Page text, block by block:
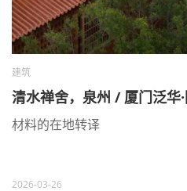
建筑
清水禅舍，泉州 / 厦门泛华
材料的在地转译
2026-03-26